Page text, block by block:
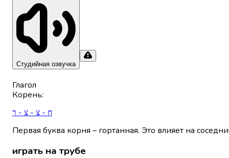
Студийная озвучка
Глагол
Корень:
ח - צ - צ - ר
Первая буква корня – гортанная. Это влияет на
играть на трубе